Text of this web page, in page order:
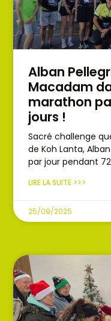
Alban
Macadam
marathon
jours !
Sacré challenge
de Koh Lanta,
par jour pendant 72
LIRE LA SUITE >>>
25/09/2025